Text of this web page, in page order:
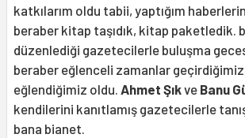
katkılarım oldu tabii, yaptığım haberlerin
beraber kitap taşıdık, kitap paketledik.
düzenlediği gazetecilerle buluşma
beraber eğlenceli zamanlar
eğlendiğimiz oldu. Ahmet Şıkve Banu
kendilerini kanıtlamış gazetecilerle
bana bianet.